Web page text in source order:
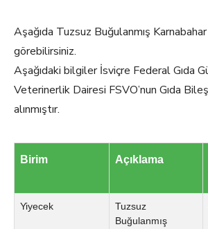
Aşağıda Tuzsuz Buğulanmış
görebilirsiniz.
Aşağıdaki bilgiler İsviçre Federal Gıda
Veterinerlik Dairesi FSVO’nun Gıda
alınmıştır.
Birim Açıklama
Yiyecek
Tuzsuz
Buğulanmış